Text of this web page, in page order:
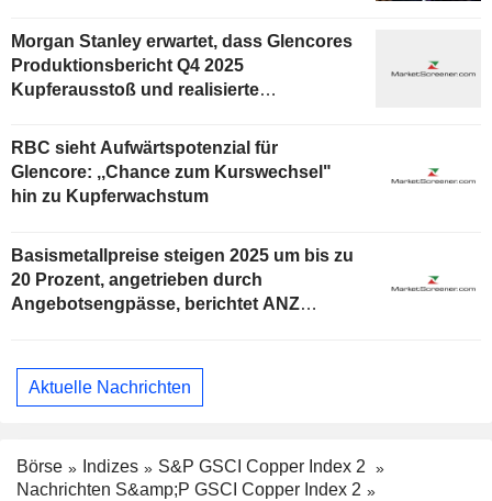
Morgan Stanley erwartet, dass Glencores
Produktionsbericht Q4 2025
Kupferausstoß und realisierte
RBC sieht Aufwärtspotenzial für
Glencore: ,,Chance zum Kurswechsel"
hin zu Kupferwachstum
Basismetallpreise steigen 2025 um bis zu
20 Prozent, angetrieben durch
Angebotsengpässe, berichtet ANZ
Aktuelle Nachrichten
Börse Indizes
S&P GSCI Copper Index 2
Nachrichten S&amp;P GSCI Copper Index 2